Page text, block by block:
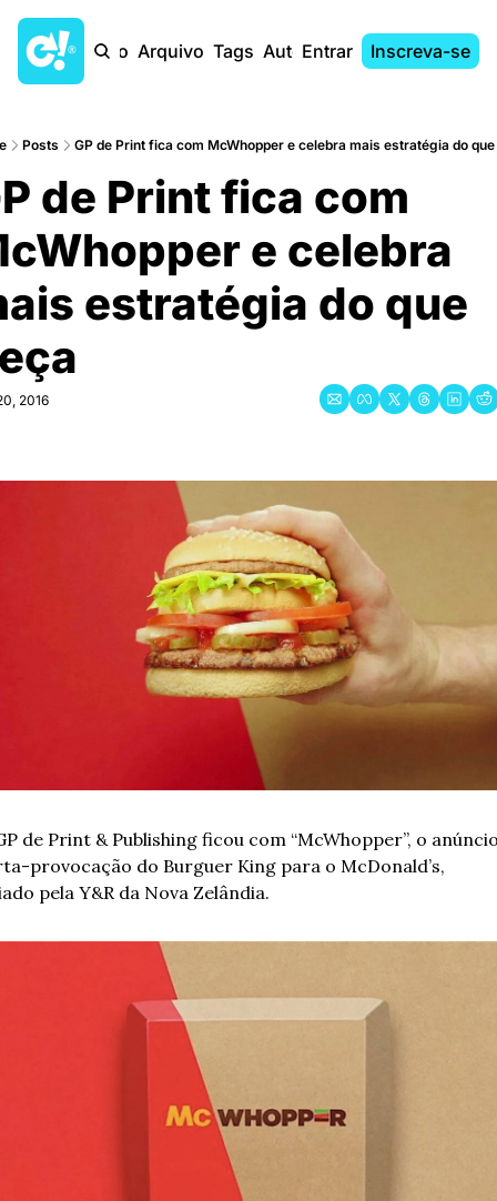
Início Arquivo Tags AutoresEntrar Inscreva-se
Posts GP de Print fica com McWhopper e celebra mais estratégia do
de Print fica com
e celebra
estratégia do que
2016
de Print & Publishing ficou com “McWhopper”, o
provocação do Burguer King para o McDonald’s,
pela Y&R da Nova Zelândia.